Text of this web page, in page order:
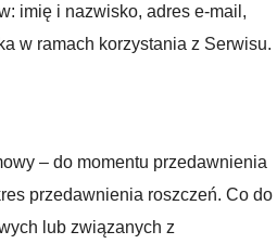
imię i nazwisko, adres e-mail,
w ramach korzystania z Serwisu.
– do momentu przedawnienia
przedawnienia roszczeń. Co do
lub związanych z